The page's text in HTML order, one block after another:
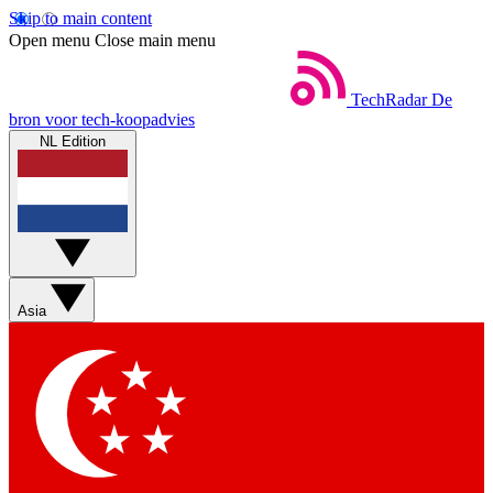
Skip to main content
Open menu Close main menu
TechRadar De
bron voor tech-koopadvies
NL Edition
Asia